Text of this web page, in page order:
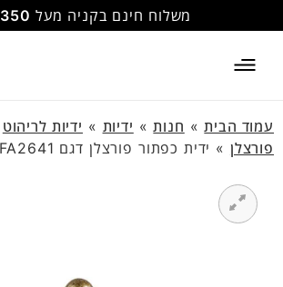
משלוח חינם בקניה מעל 350 ש”ח
עמוד הבית» חנות» ידיות » ידיות לריהוט
פורצלן » ידית כפתור פורצלן דגם FA2641